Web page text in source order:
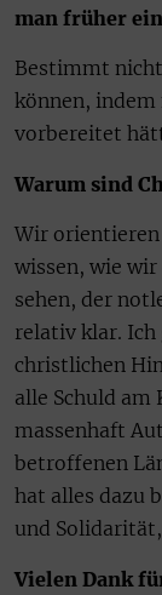
man früher
Bestimmt
können, indem
vorbereitet
Warum sind
Wir orientieren
wissen, wie
sehen, der
relativ klar. Ich
christlichen
alle Schuld am
massenhaft
betroffenen
hat alles dazu
und
Vielen Dank